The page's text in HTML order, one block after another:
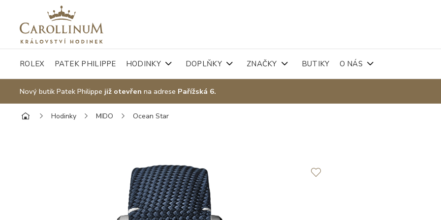
ROLEX PATEK PHILIPPE HODINKY DOPLŇKY ZNAČKY BUTIKY O NÁS
Nový butik Patek Philippe již otevřen na adrese Pařížská 6.
Hodinky MIDO Ocean Star